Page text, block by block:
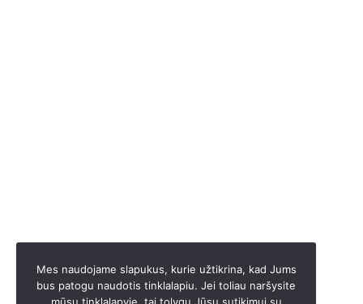
Mes naudojame slapukus, kurie užtikrina, kad Jums
bus patogu naudotis tinklalapiu. Jei toliau naršysite